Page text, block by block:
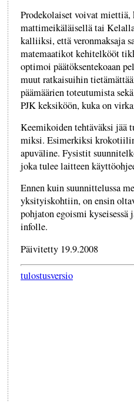
Prodekolaiset voivat miettiä,
mattimeikäläisellä tai
kalliiksi, että veronmaksaja
matemaatikot kehitelkööt
optimoi päätöksentekoaan
muut ratkaisuihin
päämäärien toteutumista
PJK keksiköön, kuka on
Keemikoiden tehtäväksi jää
miksi. Esimerkiksi
apuväline. Fysistit
joka tulee laitteen
Ennen kuin suunnittelussa
yksityiskohtiin, on ensin
pohjaton egoismi kyseisessä
infolle.
Päivitetty 19.9.2008
tulostusversio